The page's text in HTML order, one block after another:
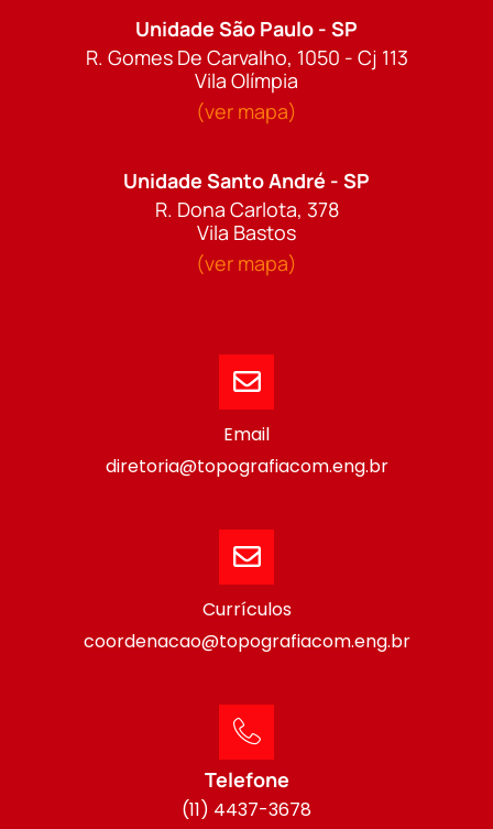
Unidade São Paulo - SP
R. Gomes De Carvalho, 1050 - Cj 113
Vila Olímpia
(ver mapa)
Unidade Santo André - SP
R. Dona Carlota, 378
Vila Bastos
(ver mapa)
Email
diretoria@topografiacom.eng.br
Currículos
coordenacao@topografiacom.eng.br
Telefone
(11) 4437-3678